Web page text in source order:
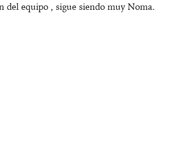
del equipo , sigue siendo muy Noma.